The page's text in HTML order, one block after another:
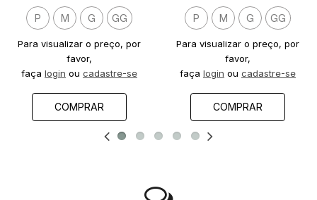
P M G GG
Para visualizar o preço, por
favor,
faça login ou cadastre-se
COMPRAR
P M G GG
Para visualizar o preço, por
favor,
faça login ou cadastre-se
COMPRAR